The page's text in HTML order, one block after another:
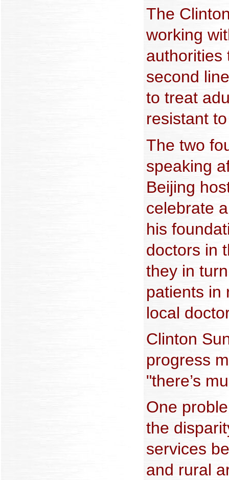
The
working
authorities
second
to treat
resistant
The two
speaking
Beijing
celebrate
his
doctors in
they in
patients in
local
Clinton
progress
"there’s
One
the
services
and rural